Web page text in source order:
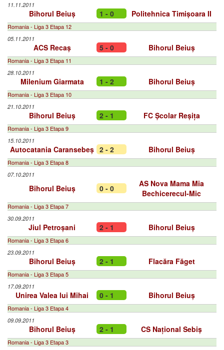
11.11.2011
Bihorul Beiuș 1 - 0 Politehnica Timișoara II
Romania - Liga 3 Etapa 12
05.11.2011
ACS Recaș 5 - 0 Bihorul Beiuș
Romania - Liga 3 Etapa 11
28.10.2011
Milenium Giarmata 1 - 2 Bihorul Beiuș
Romania - Liga 3 Etapa 10
21.10.2011
Bihorul Beiuș 2 - 1 FC Școlar Reșița
Romania - Liga 3 Etapa 9
15.10.2011
Autocatania Caransebeș 2 - 2 Bihorul Beiuș
Romania - Liga 3 Etapa 8
07.10.2011
Bihorul Beiuș 0 - 0
AS Nova Mama Mia
Bechicerecul-Mic
Romania - Liga 3 Etapa 7
30.09.2011
Jiul Petroșani 2 - 1 Bihorul Beiuș
Romania - Liga 3 Etapa 6
23.09.2011
Bihorul Beiuș 2 - 1 Flacăra Făget
Romania - Liga 3 Etapa 5
17.09.2011
Unirea Valea lui Mihai 0 - 1 Bihorul Beiuș
Romania - Liga 3 Etapa 4
09.09.2011
Bihorul Beiuș 2 - 1 CS Național Sebiș
Romania - Liga 3 Etapa 3